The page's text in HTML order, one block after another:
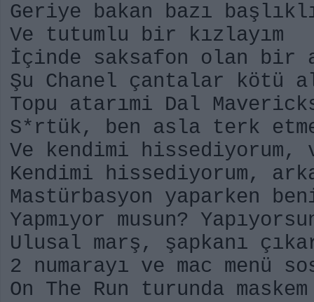
Geriye bakan bazı
Ve tutumlu bir kızlayım
İçinde saksafon olan bir
Şu Chanel çantalar kötü
Topu atarımi Dal
S*rtük, ben asla terk
Ve kendimi
Kendimi hissediyorum,
Mastürbasyon yaparken
Yapmıyor musun?
Ulusal marş, şapkanı
2 numarayı ve mac menü
On The Run turunda